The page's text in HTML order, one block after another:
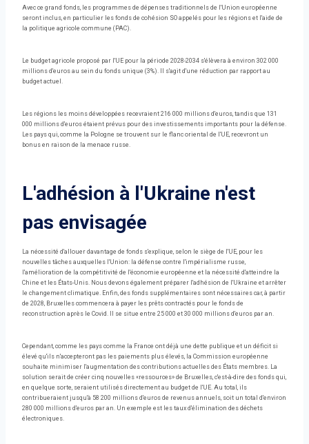
Avec ce grand fonds, les programmes de dépenses traditionnels de l'Union européenne
seront inclus, en particulier les fonds de cohésion SO appelés pour les régions et l'aide de
la politique agricole commune (PAC).
Le budget agricole proposé par l'UE pour la période 2028-2034 s'élèvera à environ 302 000
millions d'euros au sein du fonds unique (3%). Il s'agit d'une réduction par rapport au
budget actuel.
Les régions les moins développées recevraient 216 000 millions d'euros, tandis que 131
000 millions d'euros étaient prévus pour des investissements importants pour la défense.
Les pays qui, comme la Pologne se trouvent sur le flanc oriental de l'UE, recevront un
bonus en raison de la menace russe.
L'adhésion à l'Ukraine n'est
pas envisagée
La nécessité d'allouer davantage de fonds s'explique, selon le siège de l'UE, pour les
nouvelles tâches auxquelles l'Union: la défense contre l'impérialisme russe,
l'amélioration de la compétitivité de l'économie européenne et la nécessité d'atteindre la
Chine et les États-Unis. Nous devons également préparer l'adhésion de l'Ukraine et arrêter
le changement climatique. Enfin, des fonds supplémentaires sont nécessaires car, à partir
de 2028, Bruxelles commencera à payer les prêts contractés pour le fonds de
reconstruction après le Covid. Il se situe entre 25 000 et 30 000 millions d'euros par an.
Cependant, comme les pays comme la France ont déjà une dette publique et un déficit si
élevé qu'ils n'accepteront pas les paiements plus élevés, la Commission européenne
souhaite minimiser l'augmentation des contributions actuelles des États membres. La
solution serait de créer cinq nouvelles «ressources» de Bruxelles, c'est-à-dire des fonds qui,
en quelque sorte, seraient utilisés directement au budget de l'UE. Au total, ils
contribueraient jusqu'à 58 200 millions d'euros de revenus annuels, soit un total d'environ
280 000 millions d'euros par an. Un exemple est les taux d'élimination des déchets
électroniques.